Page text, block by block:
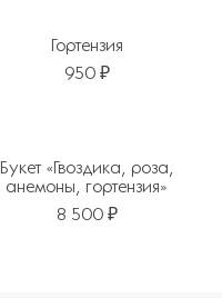
Гортензия
950 ₽
Букет «Гвоздика, роза,
анемоны, гортензия»
8 500 ₽